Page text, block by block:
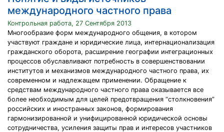
международного частного права
Контрольная работа, 27 Сентября 2013
Многообразие форм международного общения, в котором
участвуют граждане и юридические лица, интернационализация
гражданского оборота, расширение географии интеграционных
процессов обуславливают потребность в совершенствовании
институтов и механизмов международного частного права, их
современном и надлежащем применении. Обращение к
средствам международного частного права оказывается все
более необходимым для целей предотвращения “столкновения”
российских и иностранных законов, формирования
гармонизированной и унифицированной юридической основы
сотрудничества, усиления защиты прав и интересов участников